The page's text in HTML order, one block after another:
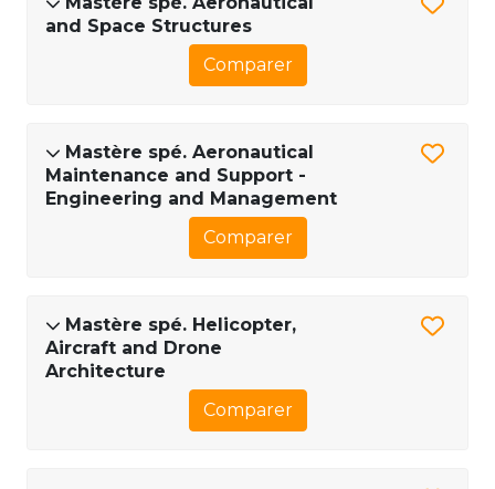
and Space Structures
Comparer
Mastère spé. Aeronautical
Maintenance and Support -
Engineering and Management
Comparer
Mastère spé. Helicopter,
Aircraft and Drone
Architecture
Comparer